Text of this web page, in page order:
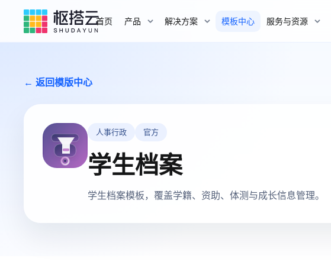
首页 产品 解决方案 模板中心 服务与资源
← 返回模版中心
人事行政 官方
学生档案
学生档案模板，覆盖学籍、资助、体测与成长信息管理。